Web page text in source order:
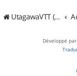
UtagawaVTT (Randos VTT et VTTAE avec traces GPS)
Développé par